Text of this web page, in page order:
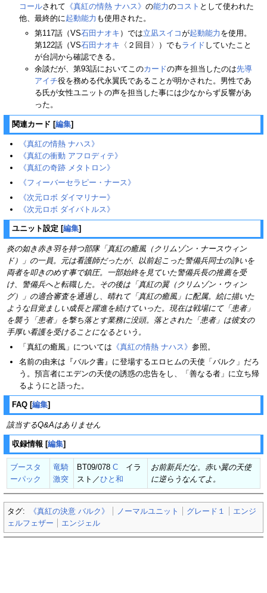
コールされて 《真紅の情熱 ナハス》 の能力のコスト として使われた
他、最終的に起動能力 も使用された。
第117話（VS石田ナオキ ）では立凪スイコが起動能力 を使用。
第122話（VS石田ナオキ 〈２回目〉）でも ライド していたこと
が台詞から確認できる。
余談だが、第93話においてこのカードの声を担当したのは先導
アイチ役を務める代永翼氏であることが明かされた。男性であ
る氏が女性ユニットの声を担当した事には少なからず反響があ
った。
関連カード [編集]
《真紅の情熱 ナハス》
《真紅の衝動 アフロディテ》
《真紅の奇跡 メタトロン》
《フィーバーセラピー・ナース》
《次元ロボ ダイマリナー》
《次元ロボ ダイバトルス》
ユニット設定 [編集]
炎の如き赤き羽を持つ部隊「真紅の癒風（クリムゾン・ナースウィン
ド）」の一員。元は看護師だったが、以前起こった警備兵同士の諍いを
両者を叩きのめす事で鎮圧。一部始終を見ていた警備兵長の推薦を受
け、警備兵へと転職した。その後は「真紅の翼（クリムゾン・ウィン
グ）」の適合審査を通過し、晴れて「真紅の癒風」に配属。絵に描いた
ような目覚ましい成長と躍進を続けていった。現在は戦場にて「患者」
を襲う「患者」を撃ち落とす業務に没頭。落とされた「患者」は彼女の
手厚い看護を受けることになるという。
「真紅の癒風」については 《真紅の情熱 ナハス》 参照。
名前の由来は『バルク書』に登場するエロヒムの天使「バルク」だろ
う。預言者にエデンの天使の誘惑の忠告をし、「善なる者」に立ち帰
るようにと語った。
FAQ [編集]
該当するQ&Aはありません
収録情報 [編集]
ブースタ
ーパック
竜騎
激突
BT09/078 C イラ
スト／ひと和
お前新兵だな。赤い翼の天使
に逆らうなんてよ。
タグ: 《真紅の決意 バルク》 ノーマルユニット グレード１
エンジ
ェルフェザー
エンジェル